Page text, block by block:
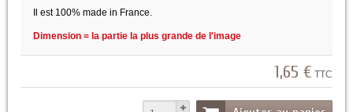
Il est 100% made in France.
Dimension = la partie la plus grande de l'image
1,65 € TTC